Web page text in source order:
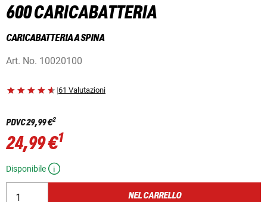
600 CARICABATTERIA
CARICABATTERIA A SPINA
Art. No. 10020100
|61 Valutazioni
PDVC29,99 €2
24,99 €1
Disponibile
NEL CARRELLO